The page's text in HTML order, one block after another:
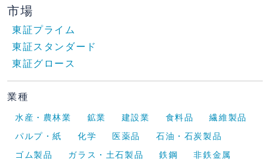
市場
東証プライム
東証スタンダード
東証グロース
業種
水産・農林業 鉱業 建設業 食料品
繊維製品
パルプ・紙
化学 医薬品
石油・石炭製品
ゴム製品
ガラス・土石製品 鉄鋼
非鉄金属